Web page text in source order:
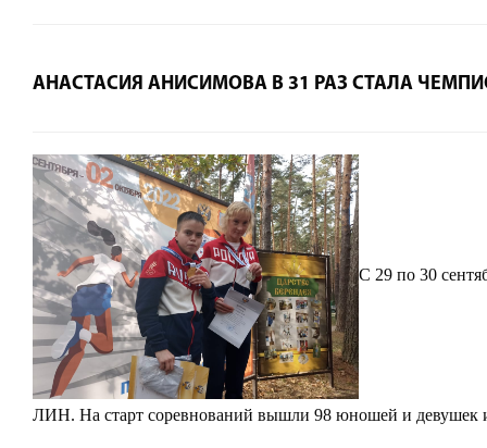
АНАСТАСИЯ АНИСИМОВА В 31 РАЗ СТАЛА
С 29 по 30
ЛИН. На старт соревнований вышли 98 юношей и девушек